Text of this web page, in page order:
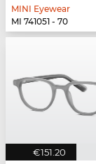
MINI Eyewear
MI 741051 - 70
€151.20